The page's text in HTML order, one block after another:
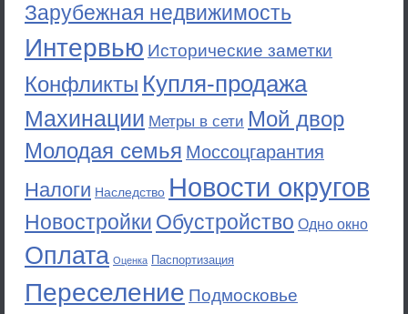
Зарубежная недвижимость
Интервью Исторические заметки
Конфликты Купля-продажа
Махинации Метры в сети Мой двор
Молодая семья Моссоцгарантия
Налоги Наследство Новости округов
Новостройки Обустройство Одно окно
Оплата Оценка Паспортизация
Переселение Подмосковье